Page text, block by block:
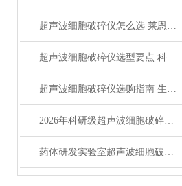
超声波细胞破碎仪怎么选 莱恩德助科研准确高效
超声波细胞破碎仪选型要点 科研实验室高效处理方案
超声波细胞破碎仪选购指南 生物制药企业必看
2026年科研级超声波细胞破碎仪优质设备选型指南
药体研发实验室超声波细胞破碎仪：交货周期、定制方案与深度技术解析